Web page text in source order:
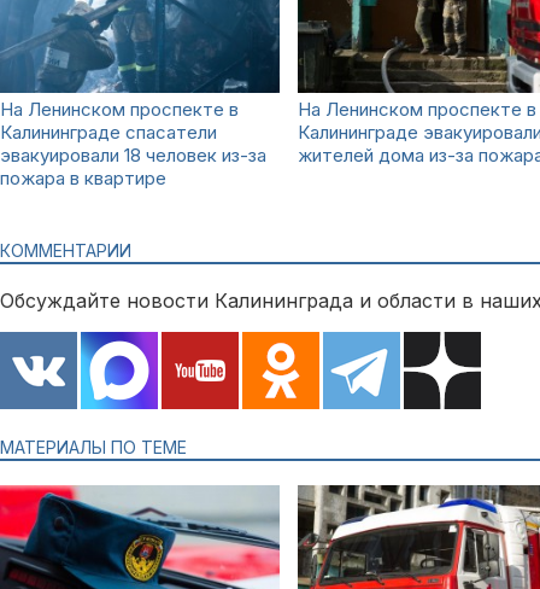
На Ленинском проспекте в
Калининграде спасатели
эвакуировали 18 человек из-за
пожара в квартире
На Ленинском проспекте в
Калининграде
жителей дома из-за
КОММЕНТАРИИ
Обсуждайте новости Калининграда и области в
МАТЕРИАЛЫ ПО ТЕМЕ